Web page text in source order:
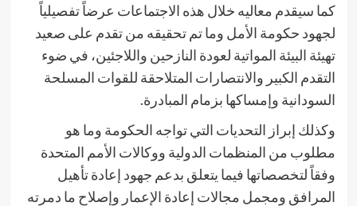
كما سيقدم معاليه خلال هذه الاجتماعات عرضاً تفصيلياً
لجهود حكومة الأمل وما تم تحقيقه من تقدم على صعيد
تهيئة البيئة المواتية لعودة النازحين واللاجئين، في ضوء
التقدم الكبير والانتصارات المتلاحقة للقوات المسلحة
السودانية وإمساكها بزمام المبادرة.
وكذلك إبراز التحديات التي تواجه الحكومة وما هو
مطلوب من المنظمات الدولية ووكالات الأمم المتحدة
وفقاً لتخصصاتها فيما يتعلق بدعم جهود إعادة تأهيل
المرافق ومجمل مجالات إعادة الإعمار وإصلاح ما دمرته